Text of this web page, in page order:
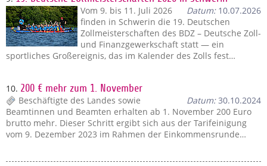
Datum:10.07.2026
Vom 9. bis 11. Juli 2026
finden in Schwerin die 19. Deutschen
Zollmeisterschaften des BDZ – Deutsche Zoll-
und Finanzgewerkschaft statt — ein
sportliches Großereignis, das im Kalender des Zolls fest…
10. 200 € mehr zum 1. November
Datum:30.10.2024
Beschäftigte des Landes sowie
Beamtinnen und Beamten erhalten ab 1. November 200 Euro
brutto mehr. Dieser Schritt ergibt sich aus der Tarifeinigung
vom 9. Dezember 2023 im Rahmen der Einkommensrunde…